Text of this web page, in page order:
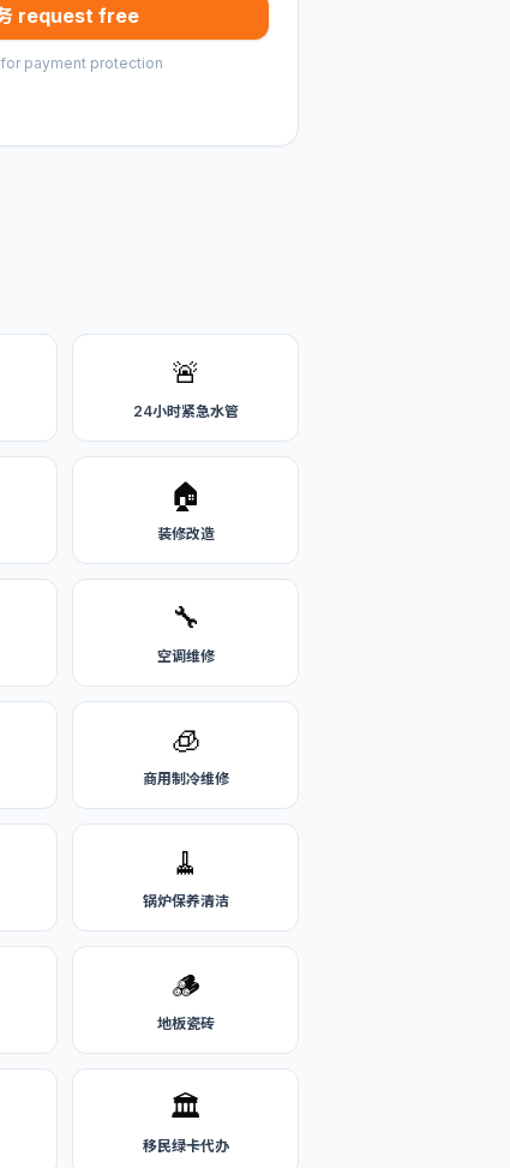
request free
payment protection
🚨
24小时紧急水管
🏠
装修改造
🔧
空调维修
🧊
商用制冷维修
🧹
锅炉保养清洁
🪵
地板瓷砖
🏛️
移民绿卡代办